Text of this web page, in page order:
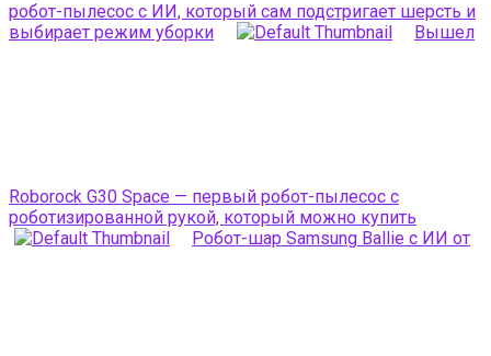
робот-пылесос с ИИ, который сам подстригает шерсть и
выбирает режим уборки
Вышел
Roborock G30 Space — первый робот-пылесос с
роботизированной рукой, который можно купить
Робот-шар Samsung Ballie с ИИ от